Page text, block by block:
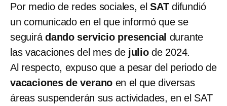
Por medio de redes sociales, elSATdifundió
un comunicado en el que informó que se
seguirá dando servicio presencial durante
las vacaciones del mes de juliode 2024.
Al respecto, expuso que a pesar del periodo de
vacaciones de verano en el que diversas
áreas suspenderán sus actividades, en el SAT